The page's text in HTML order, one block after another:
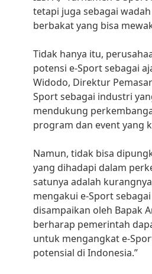
tetapi juga sebagai
berbakat yang bisa
Tidak hanya itu,
potensi e-Sport sebagai
Widodo, Direktur
Sport sebagai industri
mendukung
program dan event yang
Namun, tidak bisa
yang dihadapi dalam
satunya adalah
mengakui e-Sport
disampaikan oleh Bapak
berharap pemerintah
untuk mengangkat e-
potensial di Indonesia.”